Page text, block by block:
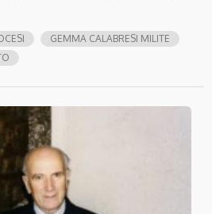
GEMMA CALABRESI MILITE